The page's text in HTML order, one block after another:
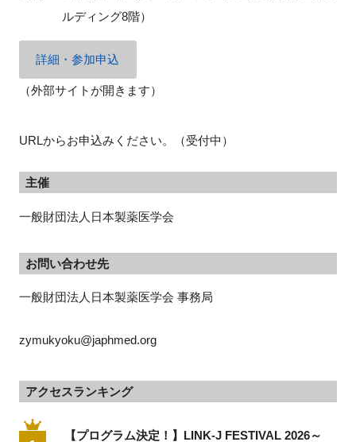
ルディング8階）
詳細・参加申込
（外部サイトが開きます）
URLからお申込みください。（受付中）
主催
一般財団法人日本製薬医学会
お問い合わせ先
一般財団法人日本製薬医学会 事務局
zymukyoku@japhmed.org
アクセスランキング
【プログラム決定！】LINK-J FESTIVAL 2026～